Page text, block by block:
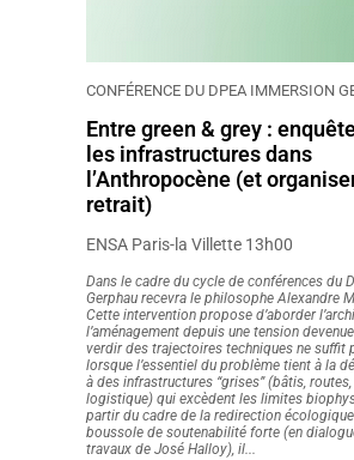
CONFÉRENCE DU DPEA IMMERSION
Entre green & grey :
les infrastructures dans
l’Anthropocène (et
retrait)
ENSA Paris-la Villette 13h00
Dans le cadre du cycle de conférences du
Gerphau recevra le philosophe Alexandre
Cette intervention propose d’aborder
l’aménagement depuis une tension
verdir des trajectoires techniques ne suffit
lorsque l’essentiel du problème tient à la
à des infrastructures “grises” (bâtis, routes,
logistique) qui excèdent les limites
partir du cadre de la redirection écologique
boussole de soutenabilité forte (en
travaux de José Halloy), il...